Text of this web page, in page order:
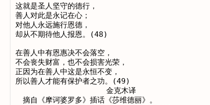
这就是圣人坚守的德行，
善人对此是永记在心；
对他人永远施行恩德，
却从不期待他人报恩。(48)
在善人中有恩惠决不会落空，
不会丧失财富，也不会损害光荣，
正因为在善人中这是永恒不变，
所以善人才能有保护者之功。(49)
金克木译
摘自《摩诃婆罗多》插话《莎维德丽》。